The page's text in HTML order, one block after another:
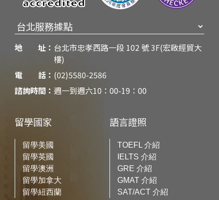
地 址： 台北市忠孝西路一段 102 號 3F(宏啟經貿大
樓)
電 話： (02)5580-2586
諮詢時間：週一到週六10：00-19：00
留學國家
留學美國
留學英國
留學澳洲
留學加拿大
留學紐西蘭
語言證照
TOEFL 介紹
IELTS 介紹
GRE 介紹
GMAT 介紹
SAT/ACT 介紹